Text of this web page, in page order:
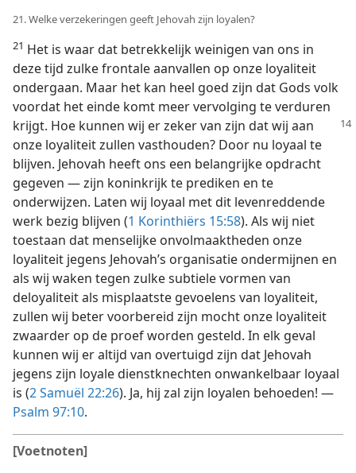
21. Welke verzekeringen geeft Jehovah zijn loyalen?
21 Het is waar dat betrekkelijk weinigen van ons in
deze tijd zulke frontale aanvallen op onze loyaliteit
ondergaan. Maar het kan heel goed zijn dat Gods volk
voordat het einde komt meer vervolging te verduren
krijgt. Hoe kunnen wij erzeker van zijn dat wij aan
onze loyaliteit zullen vasthouden? Door nu loyaal te
blijven. Jehovah heeft ons een belangrijke opdracht
gegeven — zijn koninkrijk te prediken en te
onderwijzen. Laten wij loyaal met dit levenreddende
werk bezig blijven (1 Korinthiërs 15:58). Als wij niet
toestaan dat menselijke onvolmaaktheden onze
loyaliteit jegens Jehovah’s organisatie ondermijnen en
als wij waken tegen zulke subtiele vormen van
deloyaliteit als misplaatste gevoelens van loyaliteit,
zullen wij beter voorbereid zijn mocht onze loyaliteit
zwaarder op de proef worden gesteld. In elk geval
kunnen wij er altijd van overtuigd zijn dat Jehovah
jegens zijn loyale dienstknechten onwankelbaar loyaal
is (2 Samuël 22:26). Ja, hij zal zijn loyalen behoeden! —
Psalm 97:10.
[Voetnoten]